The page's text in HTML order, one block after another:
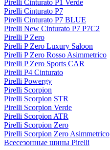
Pirelli Cinturato P1 Verde
Pirelli Cinturato P7
Pirelli Cinturato P7 BLUE
Pirelli New Cinturato P7 P7C2
Pirelli P Zero
Pirelli P Zero Luxury Saloon
Pirelli P Zero Rosso Asimmetrico
Pirelli P Zero Sports CAR
Pirelli P4 Cinturato
Pirelli Powergy
Pirelli Scorpion
Pirelli Scorpion STR
Pirelli Scorpion Verde
Pirelli Scorpion ATR
Pirelli Scorpion Zero
Pirelli Scorpion Zero Asimmetrico
Всесезонные шины Pirelli